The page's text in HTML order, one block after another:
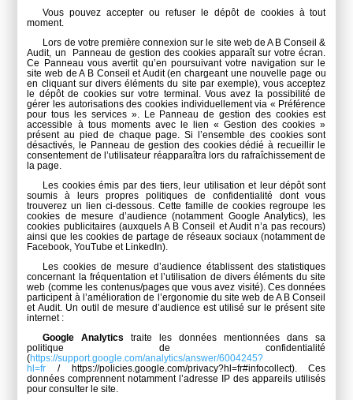
Vous pouvez accepter ou refuser le dépôt de cookies à tout
moment.
Lors de votre première connexion sur le site web deA B Conseil &
Audit, un Panneau de gestion des cookies apparaît sur votre écran.
Ce Panneau vous avertit qu’en poursuivant votre navigation sur le
site web deA B Conseil et Audit(en chargeant une nouvelle page ou
en cliquant sur divers éléments du site par exemple), vous acceptez
le dépôt de cookies sur votre terminal. Vous avez la possibilité de
gérer les autorisations des cookies individuellement via « Préférence
pour tous les services ». Le Panneau de gestion des cookies est
accessible à tous moments avec le lien « Gestion des cookies »
présent au pied de chaque page. Si l’ensemble des cookies sont
désactivés, le Panneau de gestion des cookies dédié à recueillir le
consentement de l’utilisateur réapparaîtra lors du rafraîchissement de
la page.
Les cookies émis par des tiers, leur utilisation et leur dépôt sont
soumis à leurs propres politiques de confidentialité dont vous
trouverez un lien ci-dessous. Cette famille de cookies regroupe les
cookies de mesure d’audience (notamment Google Analytics), les
cookies publicitaires (auxquels A B Conseil et Audit n’a pas recours)
ainsi que les cookies de partage de réseaux sociaux (notamment de
Facebook, YouTube et LinkedIn).
Les cookies de mesure d’audience établissent des statistiques
concernant la fréquentation et l’utilisation de divers éléments du site
web (comme les contenus/pages que vous avez visité). Ces données
participent à l’amélioration de l’ergonomie du site web de A B Conseil
et Audit. Un outil de mesure d’audience est utilisé sur le présent site
internet :
Google Analytics
traite les données mentionnées dans sa
politique de confidentialité
(https://support.google.com/analytics/answer/6004245?
hl=fr / https://policies.google.com/privacy?hl=fr#infocollect). Ces
données comprennent notamment l’adresse IP des appareils utilisés
pour consulter le site.